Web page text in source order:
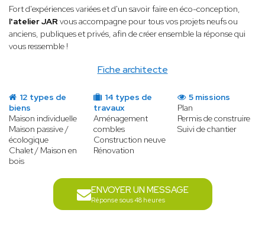
Fiche architecte
Fort d'expériences variées et d'un savoir faire en éco-conception,
l'atelier JAR vous accompagne pour tous vos projets neufs ou
anciens, publiques et privés, afin de créer ensemble la réponse qui
vous ressemble !
12 types de
biens
Maison individuelle
Maison passive /
écologique
Chalet / Maison en
bois
14 types de
travaux
Aménagement
combles
Construction neuve
Rénovation
5 missions
Plan
Permis de construire
Suivi de chantier
ENVOYER UN MESSAGE
Réponse sous 48 heures